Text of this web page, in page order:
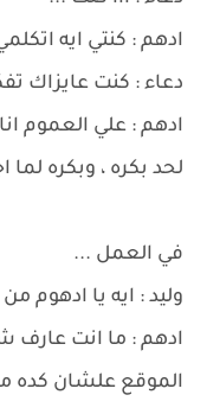
ادهم : كنتي ايه
دعاء : كنت عايزاك
ادهم : علي العموم
لحد بكره ، وبكره
في العمل ...
وليد : ايه يا ادهوم
ادهم : ما انت عارف
الموقع علشان كده